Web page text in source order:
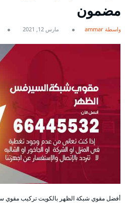
مضمون
بواسطة ammar مارس 12, 2021
أفضل مقوي شبكة الظهر بالكويت تركيب